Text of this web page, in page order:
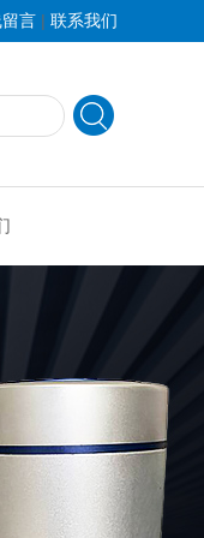
言 | 联系我们